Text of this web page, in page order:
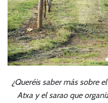
¿Queréis saber más sobre
Atxa y el sarao que